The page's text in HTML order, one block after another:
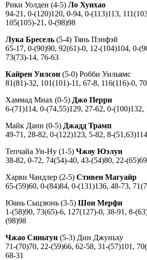
Рики Уолден (4-5) Ло Хунхао
94-21, 0-(120)120, 0-94, 0-(113)113,
105(105)-21, 0-(98)98
Лука Бресель (5-4) Тянь Пэнфэй
65-17, 0-(90)90, 92(61)-0, 12-(104)104, 0-
73(73)-14, 76-63
Кайрен Уилсон (5-0) Робби Уильямс
81(81)-32, 101(101)-11, 67-8, 116(116)-0,
Хаммад Миах (0-5) Джо Перри
6-(71)114, 0-(74,55)129, 27-62, 0-(100)132,
Майк Данн (0-5) Джадд Трамп
49-71, 28-82, 0-(122)123, 5-82, 8-(51,63)114
Тепчайа Ун-Ну (1-5) Чжоу Юэлун
38-82, 0-72, 74(54)-40, 43-(54)80, 22-
Харви Чандлер (2-5) Стивен Магуайр
65-(59)60, 0-(84)84, 0-(131)136, 48-73,
Юань Сыцзюнь (3-5) Шон Мерфи
1-(58)90, 73(65)-6, 127(127)-0, 38-91, 8-
(98)98
Чжао Синьтун (5-3) Дин Джуньху
71-(70)70, 22-(59)66, 62-58, 31-(57)101,
68-31